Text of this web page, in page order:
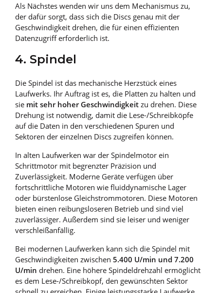
Als Nächstes wenden wir uns dem Mechanismus zu,
der dafür sorgt, dass sich die Discs genau mit der
Geschwindigkeit drehen, die für einen effizienten
Datenzugriff erforderlich ist.
4. Spindel
Die Spindel ist das mechanische Herzstück eines
Laufwerks. Ihr Auftrag ist es, die Platten zu halten und
sie mit sehr hoher Geschwindigkeit zu drehen. Diese
Drehung ist notwendig, damit die Lese-/Schreibköpfe
auf die Daten in den verschiedenen Spuren und
Sektoren der einzelnen Discs zugreifen können.
In alten Laufwerken war der Spindelmotor ein
Schrittmotor mit begrenzter Präzision und
Zuverlässigkeit. Moderne Geräte verfügen über
fortschrittliche Motoren wie fluiddynamische Lager
oder bürstenlose Gleichstrommotoren. Diese Motoren
bieten einen reibungsloseren Betrieb und sind viel
zuverlässiger. Außerdem sind sie leiser und weniger
verschleißanfällig.
Bei modernen Laufwerken kann sich die Spindel mit
Geschwindigkeiten zwischen 5.400 U/min und 7.200
U/min drehen. Eine höhere Spindeldrehzahl ermöglicht
es dem Lese-/Schreibkopf, den gewünschten Sektor